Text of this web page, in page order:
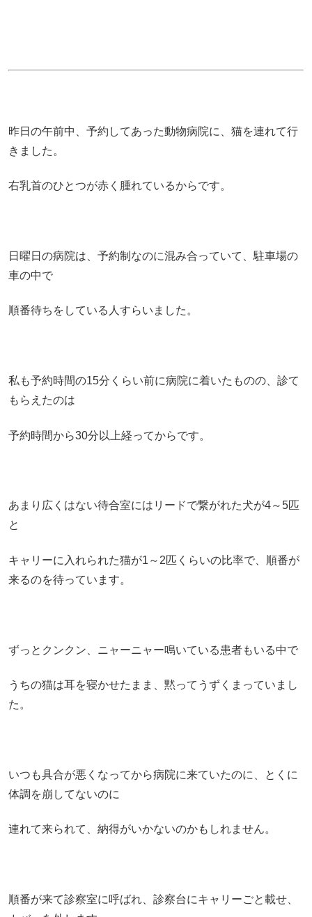
昨日の午前中、予約してあった動物病院に、猫を連れて行
きました。
右乳首のひとつが赤く腫れているからです。
日曜日の病院は、予約制なのに混み合っていて、駐車場の
車の中で
順番待ちをしている人すらいました。
私も予約時間の15分くらい前に病院に着いたものの、診て
もらえたのは
予約時間から30分以上経ってからです。
あまり広くはない待合室にはリードで繋がれた犬が4～5匹
と
キャリーに入れられた猫が1～2匹くらいの比率で、順番が
来るのを待っています。
ずっとクンクン、ニャーニャー鳴いている患者もいる中で
うちの猫は耳を寝かせたまま、黙ってうずくまっていまし
た。
いつも具合が悪くなってから病院に来ていたのに、とくに
体調を崩してないのに
連れて来られて、納得がいかないのかもしれません。
順番が来て診察室に呼ばれ、診察台にキャリーごと載せ、